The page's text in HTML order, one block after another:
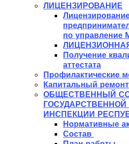
ЛИЦЕНЗИРОВАНИЕ
по управление
Получение
аттестата
Профилактические
Капитальный ремонт
ОБЩЕСТВЕННЫЙ
ИНСПЕКЦИИ
Нормативные
Состав